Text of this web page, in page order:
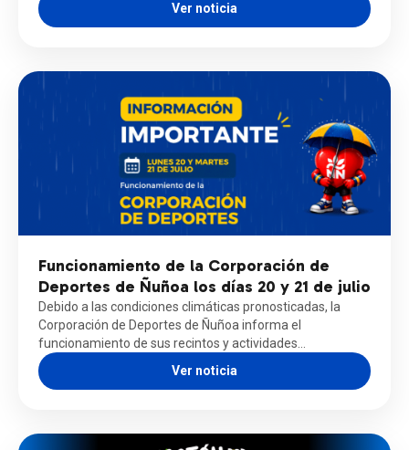
Ver noticia
Funcionamiento de la Corporación de
Deportes de Ñuñoa los días 20 y 21 de julio
Debido a las condiciones climáticas pronosticadas, la
Corporación de Deportes de Ñuñoa informa el
funcionamiento de sus recintos y actividades…
Ver noticia